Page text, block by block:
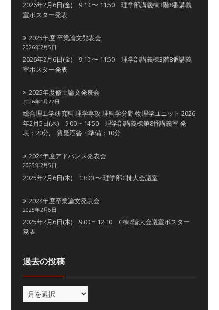
2026年2月6日(金) 9:10 〜 11:50 理学部講義棟3階8番講義
室ポスター発表
2025年度 卒業論文発表会
2026年2月5日
2026年2月6日(金) 9:10 〜 11:50 理学部講義棟3階8番講義
室ポスター発表
2025年度修士論文発表会
2026年1月22日
総合理工学研究科 理学専攻 理科学分野 物理学ユニット 2026
年2月5日(木) 9:00 ~ 14:50 理学部講義棟第8番講義室 発
表：20分, 質疑応答・準備：10分
2024年度アドバンス発表会
2025年2月5日
2025年2月6日(木) 13:00 〜 理学部C棟大会議室
2024年度卒業論文発表会
2025年2月5日
2025年2月6日(木) 9:00 ~ 12:10 C棟2階大会議室ポスター
発表
過去の投稿